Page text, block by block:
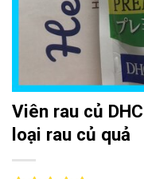
Viên rau củ
loại rau củ quả